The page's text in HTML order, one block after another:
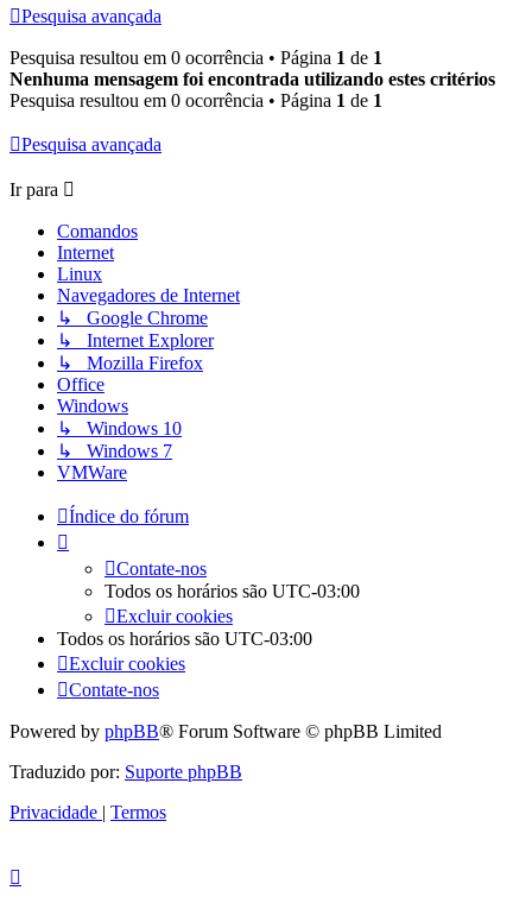
Pesquisa avançada
Pesquisa resultou em 0 ocorrência • Página 1 de 1
Nenhuma mensagem foi encontrada utilizando estes critérios
Pesquisa resultou em 0 ocorrência • Página 1 de 1
Pesquisa avançada
Ir para
Comandos
Internet
Linux
Navegadores de Internet
↳ Google Chrome
↳ Internet Explorer
↳ Mozilla Firefox
Office
Windows
↳ Windows 10
↳ Windows 7
VMWare
Índice do fórum
Contate-nos
Todos os horários são UTC-03:00
Excluir cookies
Todos os horários são UTC-03:00
Excluir cookies
Contate-nos
Powered by phpBB® Forum Software © phpBB Limited
Traduzido por: Suporte phpBB
Privacidade | Termos